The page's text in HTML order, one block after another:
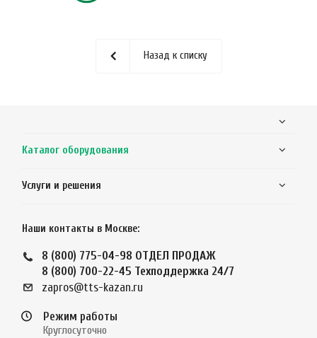
Назад к списку
Каталог оборудования
Услуги и решения
Наши контакты в Москве:
8 (800) 775-04-98 ОТДЕЛ ПРОДАЖ
8 (800) 700-22-45 Техподдержка 24/7
zapros@tts-kazan.ru
Режим работы
Круглосуточно